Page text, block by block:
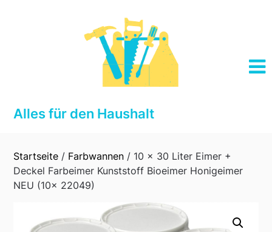
Alles für den Haushalt
Startseite / Farbwannen / 10 x 30 Liter Eimer +
Deckel Farbeimer Kunststoff Bioeimer Honigeimer
NEU (10x 22049)